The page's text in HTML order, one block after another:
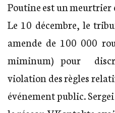
Poutine est un meurtrier
Le 10 décembre, le
amende de 100 000
miminum) pour
violation des règles
événement public.